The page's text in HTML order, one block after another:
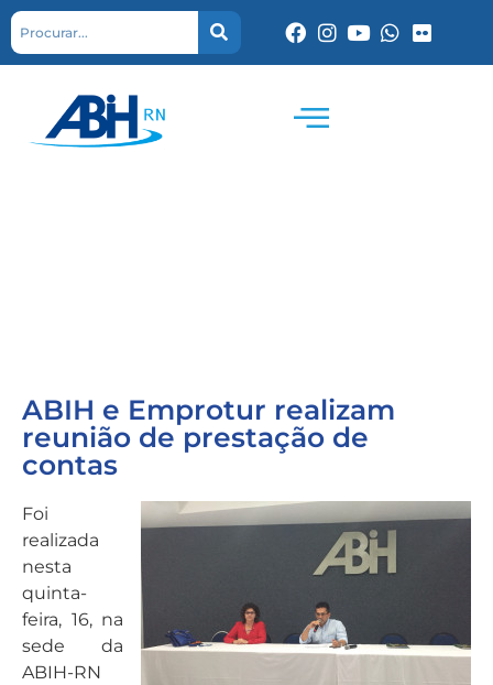
ABIH e Emprotur realizam
reunião de prestação de
contas
Foi
realizada
nesta
quinta-
feira, 16, na
sede da
ABIH-RN